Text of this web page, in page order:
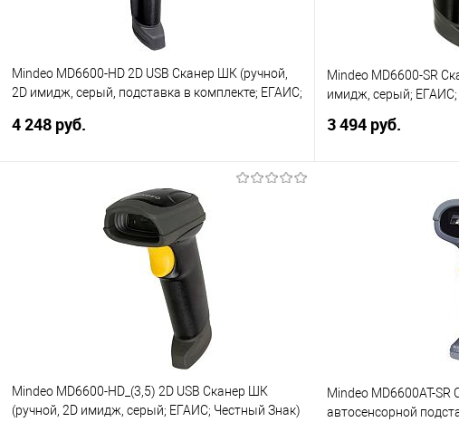
Mindeo MD6600-HD 2D USB Сканер ШК (ручной,
2D имидж, серый, подставка в комплекте; ЕГАИС;
4 248 руб.
В корзину
Сравнение
Mindeo MD6600-SR
имидж, серый; ЕГАИС;
3 494 руб.
Mindeo MD6600-HD_(3,5) 2D USB Сканер ШК
(ручной, 2D имидж, серый; ЕГАИС; Честный Знак)
Mindeo MD6600AT-SR
автосенсорной